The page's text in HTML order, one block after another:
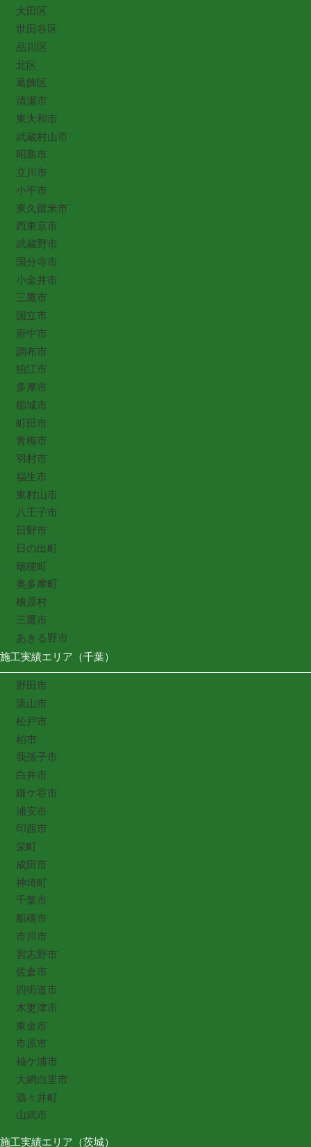
大田区
世田谷区
品川区
北区
葛飾区
清瀬市
東大和市
武蔵村山市
昭島市
立川市
小平市
東久留米市
西東京市
武蔵野市
国分寺市
小金井市
三鷹市
国立市
府中市
調布市
狛江市
多摩市
稲城市
町田市
青梅市
羽村市
福生市
東村山市
八王子市
日野市
日の出町
瑞穂町
奥多摩町
檜原村
三鷹市
あきる野市
施工実績エリア（千葉）
野田市
流山市
松戸市
柏市
我孫子市
白井市
鎌ケ谷市
浦安市
印西市
栄町
成田市
神埼町
千葉市
船橋市
市川市
習志野市
佐倉市
四街道市
木更津市
東金市
市原市
袖ケ浦市
大網白里市
酒々井町
山武市
施工実績エリア（茨城）